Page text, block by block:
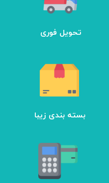
تحویل فوری
بسته بندی زیبا